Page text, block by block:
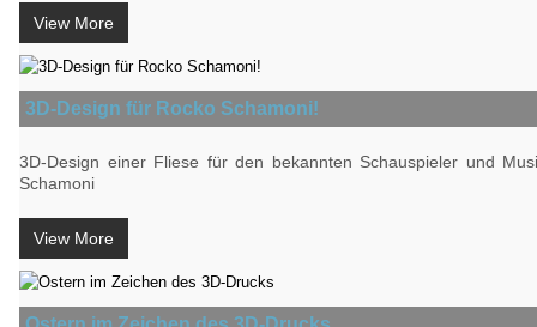
View More
3D-Design für Rocko Schamoni!
3D-Design einer Fliese für den bekannten Schauspieler und
Schamoni
View More